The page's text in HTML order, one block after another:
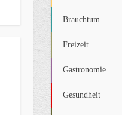
Brauchtum
Freizeit
Gastronomie
Gesundheit